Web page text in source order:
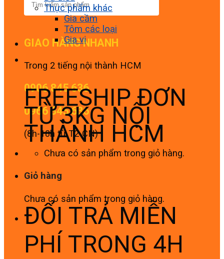
GIAO HÀNG NHANH
Trong 2 tiếng nội thành HCM
0906 845 636
0966 845 636
(8h-18h từ T2-CN)
Chưa có sản phẩm trong giỏ hàng.
Giỏ hàng
Chưa có sản phẩm trong giỏ hàng.
Thực phẩm khác
Gia cầm
Tôm các loại
Gia vị
FREESHIP ĐƠN
TỪ 3KG NỘI
THÀNH HCM
ĐỔI TRẢ MIỄN
PHÍ TRONG 4H